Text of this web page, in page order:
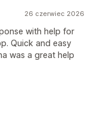
26 czerwiec 2026
with help for
Quick and easy
was a great help